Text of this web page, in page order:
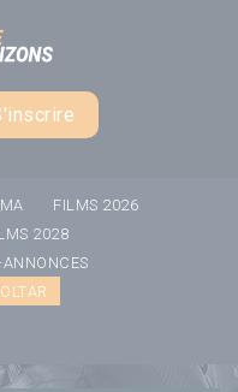
FILMS 2026
2028
ANNONCES